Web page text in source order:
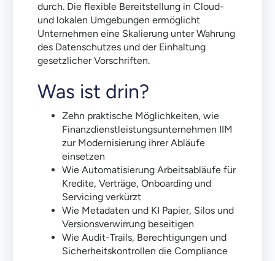
durch. Die flexible Bereitstellung in Cloud-
und lokalen Umgebungen ermöglicht
Unternehmen eine Skalierung unter Wahrung
des Datenschutzes und der Einhaltung
gesetzlicher Vorschriften.
Was ist drin?
Zehn praktische Möglichkeiten, wie
Finanzdienstleistungsunternehmen IIM
zur Modernisierung ihrer Abläufe
einsetzen
Wie Automatisierung Arbeitsabläufe für
Kredite, Verträge, Onboarding und
Servicing verkürzt
Wie Metadaten und KI Papier, Silos und
Versionsverwirrung beseitigen
Wie Audit-Trails, Berechtigungen und
Sicherheitskontrollen die Compliance